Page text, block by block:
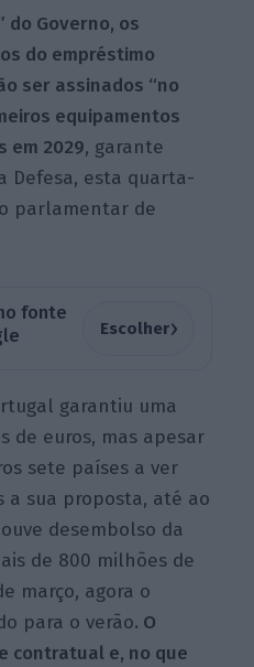
do Governo, os
do empréstimo
ser assinados “no
equipamentos
em 2029, garante
Defesa, esta quarta-
parlamentar de
fonte
Escolher›
garantiu uma
de euros, mas apesar
sete países a ver
a sua proposta, até ao
desembolso da
de 800 milhões de
março, agora o
para o verão. O
contratual e, no que